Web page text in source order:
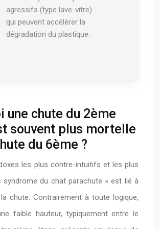
agressifs (type lave-vitre)
qui peuvent accélérer la
dégradation du plastique.
une chute du 2ème
souvent plus mortelle
du 6ème ?
les plus contre-intuitifs et les plus
syndrome du chat parachute » est lié à
chute. Contrairement à toute logique,
faible hauteur, typiquement entre le